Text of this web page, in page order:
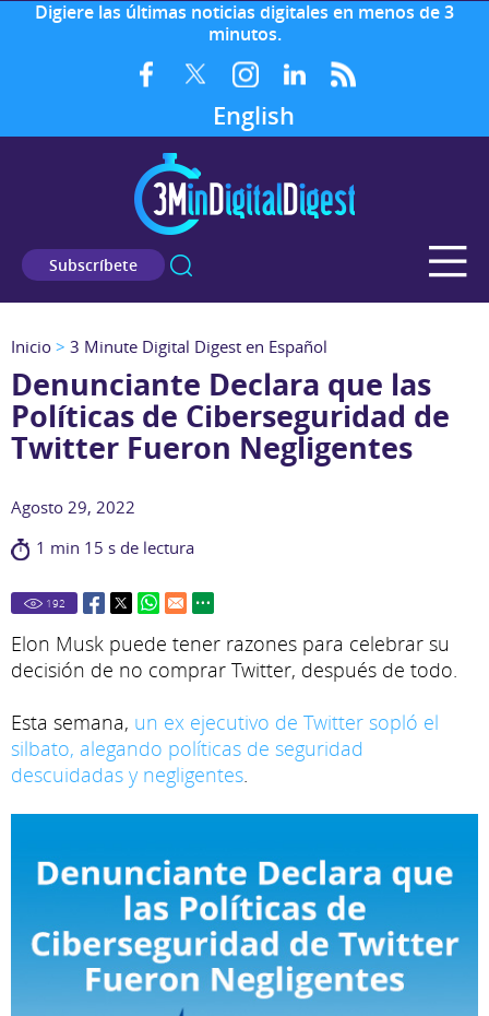
Digiere las últimas noticias digitales en menos de 3
minutos.
English
Subscríbete
Inicio > 3 Minute Digital Digest en Español
Denunciante Declara que las
Políticas de Ciberseguridad de
Twitter Fueron Negligentes
Agosto 29, 2022
1 min 15 s de lectura
192
Elon Musk puede tener razones para celebrar su
decisión de no comprar Twitter, después de todo.
Esta semana, un ex ejecutivo de Twitter sopló el
silbato, alegando políticas de seguridad
descuidadas y negligentes.